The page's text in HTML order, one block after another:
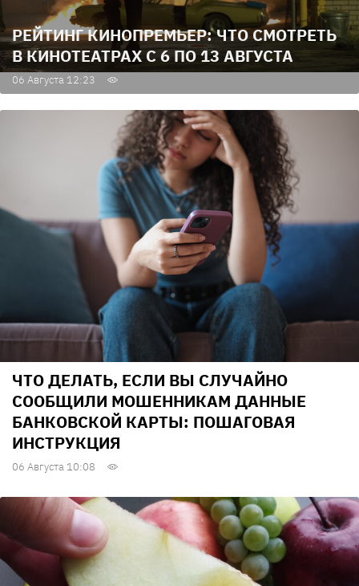
РЕЙТИНГ КИНОПРЕМЬЕР: ЧТО СМОТРЕТЬ
В КИНОТЕАТРАХ С 6 ПО 13 АВГУСТА
06 Августа 12:23
ЧТО ДЕЛАТЬ, ЕСЛИ ВЫ СЛУЧАЙНО
СООБЩИЛИ МОШЕННИКАМ ДАННЫЕ
БАНКОВСКОЙ КАРТЫ: ПОШАГОВАЯ
ИНСТРУКЦИЯ
06 Августа 10:08